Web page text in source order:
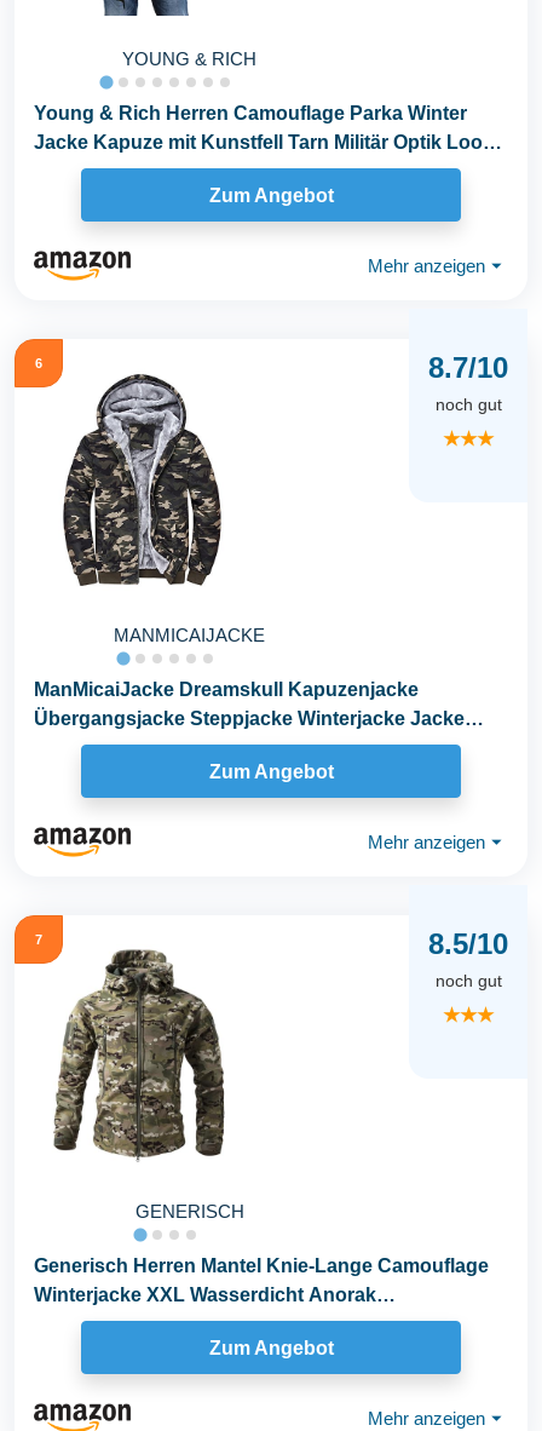
YOUNG & RICH
Young & Rich Herren Camouflage Parka Winter
Jacke Kapuze mit Kunstfell Tarn Militär Optik Look
Warm...
Zum Angebot
Mehr anzeigen ⏷
6
MANMICAIJACKE
8.7/10
noch gut
★★★
ManMicaiJacke Dreamskull Kapuzenjacke
Übergangsjacke Steppjacke Winterjacke Jacke
Baumwolle...
Zum Angebot
Mehr anzeigen ⏷
7
GENERISCH
8.5/10
noch gut
★★★
Generisch Herren Mantel Knie-Lange Camouflage
Winterjacke XXL Wasserdicht Anorak
Jagdbekleidung...
Zum Angebot
Mehr anzeigen ⏷